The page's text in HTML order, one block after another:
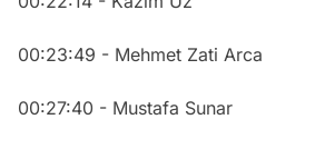
00:23:49 - Mehmet Zati Arca
00:27:40 - Mustafa Sunar